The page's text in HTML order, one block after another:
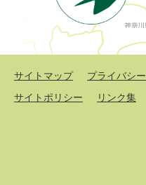
サイトマップ プライバシ
サイトポリシー
リンク集